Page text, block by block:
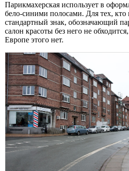
Парикмахерская использует в
бело-синими полосами. Для тех,
стандартный знак, обозначающий
салон красоты без него не
Европе этого нет.